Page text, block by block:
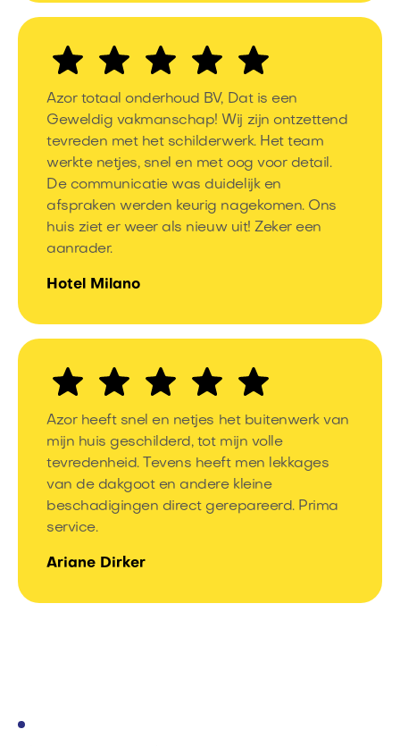
Azor totaal onderhoud BV, Dat is een
Geweldig vakmanschap! Wij zijn ontzettend
tevreden met het schilderwerk. Het team
werkte netjes, snel en met oog voor detail.
De communicatie was duidelijk en
afspraken werden keurig nagekomen. Ons
huis ziet er weer als nieuw uit! Zeker een
aanrader.
Hotel Milano
Azor heeft snel en netjes het buitenwerk van
mijn huis geschilderd, tot mijn volle
tevredenheid. Tevens heeft men lekkages
van de dakgoot en andere kleine
beschadigingen direct gerepareerd. Prima
service.
Ariane Dirker